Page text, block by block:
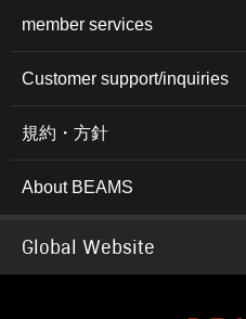
member services
Customer support/inquiries
規約・方針
About BEAMS
Global Website